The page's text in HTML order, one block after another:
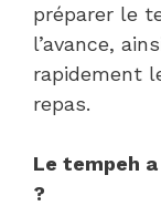
préparer le
l’avance,
rapidement
repas.
Le tempeh
?